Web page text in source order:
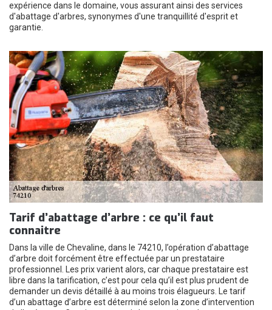
expérience dans le domaine, vous assurant ainsi des services
d'abattage d'arbres, synonymes d'une tranquillité d'esprit et
garantie.
Tarif d’abattage d’arbre : ce qu’il faut
connaitre
Dans la ville de Chevaline, dans le 74210, l’opération d’abattage
d’arbre doit forcément être effectuée par un prestataire
professionnel. Les prix varient alors, car chaque prestataire est
libre dans la tarification, c’est pour cela qu’il est plus prudent de
demander un devis détaillé à au moins trois élagueurs. Le tarif
d’un abattage d’arbre est déterminé selon la zone d’intervention